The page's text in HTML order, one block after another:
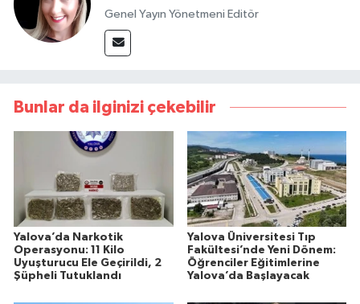
Genel Yayın Yönetmeni Editör
Bunlar da ilginizi çekebilir
Yalova’da Narkotik
Operasyonu: 11 Kilo
Uyuşturucu Ele Geçirildi, 2
Şüpheli Tutuklandı
Yalova Üniversitesi Tıp
Fakültesi’nde Yeni Dönem:
Öğrenciler Eğitimlerine
Yalova’da Başlayacak